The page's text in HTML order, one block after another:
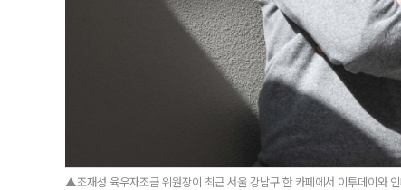
▲조재성 육우자조금 위원장이 최근 서울 강남구 한 카페에서 이투데이와